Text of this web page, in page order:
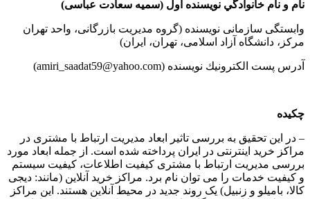
نام و نام خانوادگي نويسنده اول (سمیه سعادت عباسی)
وابستگی سازمانی نویسنده (گروه مدیریت بازرگانی، واحد تهران
مرکز، دانشگاه آزاد اسلامی، تهران، ایران)
آدرس پست الكترونيك نويسنده (amiri_saadat59@yahoo.com)
چکیده
– در این تحقیق به بررسی تاثیر ابعاد مدیریت ارتباط با مشتری در
مراکز خرید اینترنتی در ایران پرداخته شده است. از جمله ابعاد مورد
بررسی مدیریت ارتباط با مشتری کیفیت اطلاعات، کیفیت سیستم
و کیفیت خدمات را می توان نام برد. مراکز خرید آنلاین (مانند: دیجی
کالا، بامیلو و زنبیل) یک روند جدید در محیط آنلاین هستند. این مراکز